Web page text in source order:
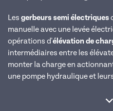
Les gerbeurs semi électriques
manuelle avec une levée
opérations d'élévation de
intermédiaires entre les
monter la charge en
une pompe hydraulique et